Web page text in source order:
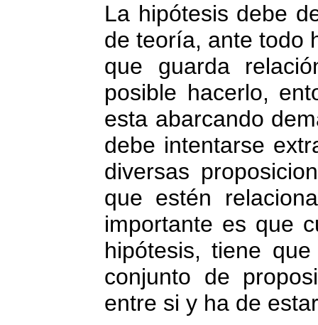
La hipótesis debe
de teoría, ante todo
que guarda
posible hacerlo,
esta abarcando
debe intentarse
diversas
que estén
importante es que
hipótesis, tiene
conjunto de
entre si y ha de